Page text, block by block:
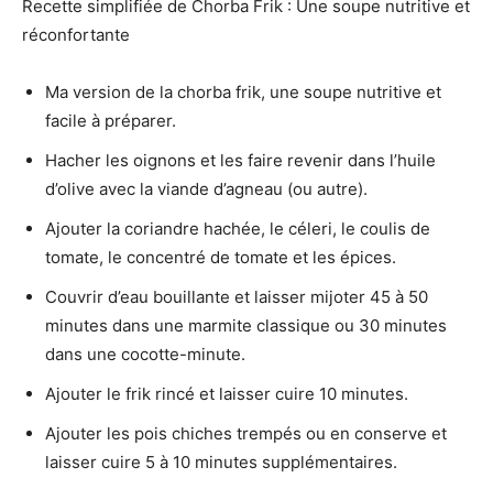
Recette simplifiée de Chorba Frik : Une soupe nutritive et
réconfortante
Ma version de la chorba frik, une soupe nutritive et
facile à préparer.
Hacher les oignons et les faire revenir dans l’huile
d’olive avec la viande d’agneau (ou autre).
Ajouter la coriandre hachée, le céleri, le coulis de
tomate, le concentré de tomate et les épices.
Couvrir d’eau bouillante et laisser mijoter 45 à 50
minutes dans une marmite classique ou 30 minutes
dans une cocotte-minute.
Ajouter le frik rincé et laisser cuire 10 minutes.
Ajouter les pois chiches trempés ou en conserve et
laisser cuire 5 à 10 minutes supplémentaires.